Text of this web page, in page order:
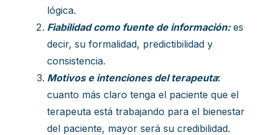
lógica.
Fiabilidad como fuente de información:es
decir, su formalidad, predictibilidad y
consistencia.
Motivos e intenciones del terapeuta:
cuanto más claro tenga el paciente que el
terapeuta está trabajando para el bienestar
del paciente, mayor será su credibilidad.